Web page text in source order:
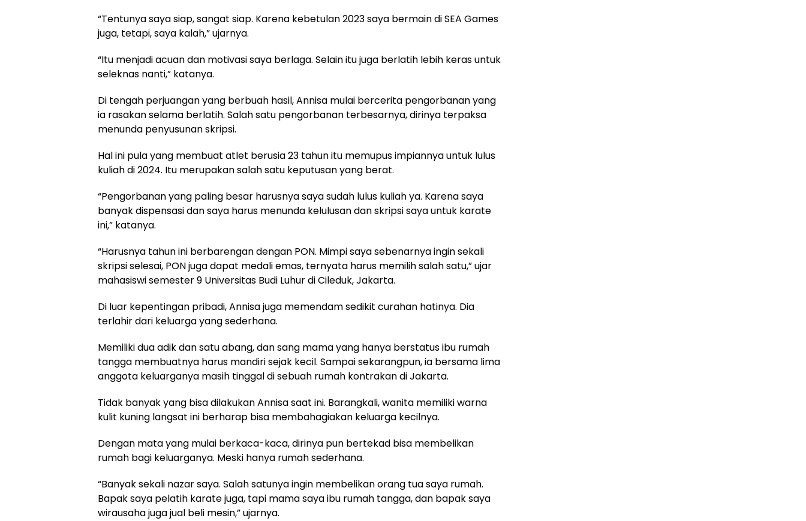
“Tentunya saya siap, sangat siap. Karena kebetulan 2023 saya bermain di SEA Games
juga, tetapi, saya kalah,” ujarnya.
“Itu menjadi acuan dan motivasi saya berlaga. Selain itu juga berlatih lebih keras untuk
seleknas nanti,” katanya.
Di tengah perjuangan yang berbuah hasil, Annisa mulai bercerita pengorbanan yang
ia rasakan selama berlatih. Salah satu pengorbanan terbesarnya, dirinya terpaksa
menunda penyusunan skripsi.
Hal ini pula yang membuat atlet berusia 23 tahun itu memupus impiannya untuk lulus
kuliah di 2024. Itu merupakan salah satu keputusan yang berat.
“Pengorbanan yang paling besar harusnya saya sudah lulus kuliah ya. Karena saya
banyak dispensasi dan saya harus menunda kelulusan dan skripsi saya untuk karate
ini,” katanya.
“Harusnya tahun ini berbarengan dengan PON. Mimpi saya sebenarnya ingin sekali
skripsi selesai, PON juga dapat medali emas, ternyata harus memilih salah satu,” ujar
mahasiswi semester 9 Universitas Budi Luhur di Cileduk, Jakarta.
Di luar kepentingan pribadi, Annisa juga memendam sedikit curahan hatinya. Dia
terlahir dari keluarga yang sederhana.
Memiliki dua adik dan satu abang, dan sang mama yang hanya berstatus ibu rumah
tangga membuatnya harus mandiri sejak kecil. Sampai sekarangpun, ia bersama lima
anggota keluarganya masih tinggal di sebuah rumah kontrakan di Jakarta.
Tidak banyak yang bisa dilakukan Annisa saat ini. Barangkali, wanita memiliki warna
kulit kuning langsat ini berharap bisa membahagiakan keluarga kecilnya.
Dengan mata yang mulai berkaca-kaca, dirinya pun bertekad bisa membelikan
rumah bagi keluarganya. Meski hanya rumah sederhana.
“Banyak sekali nazar saya. Salah satunya ingin membelikan orang tua saya rumah.
Bapak saya pelatih karate juga, tapi mama saya ibu rumah tangga, dan bapak saya
wirausaha juga jual beli mesin,” ujarnya.